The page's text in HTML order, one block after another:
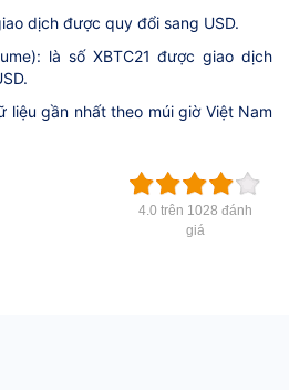
dịch được quy đổi sang USD.
là số XBTC21 được giao dịch
liệu gần nhất theo múi giờ Việt Nam
4.0 trên 1028 đánh
giá